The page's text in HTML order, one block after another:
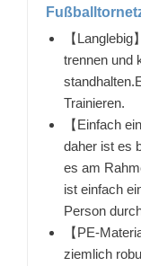
【
trennen und
Trainieren.
【Einfach
daher ist es
es am
ist einfach
Person
【PE-
ziemlich